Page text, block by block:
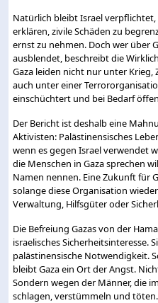
Natürlich bleibt Israel
erklären, zivile Schäden zu
ernst zu nehmen. Doch wer über
ausblendet, beschreibt die
Gaza leiden nicht nur unter
auch unter einer
einschüchtert und bei Bedarf
Der Bericht ist deshalb eine
Aktivisten: Palästinensisches
wenn es gegen Israel verwendet
die Menschen in Gaza sprechen
Namen nennen. Eine Zukunft für
solange diese Organisation
Verwaltung, Hilfsgüter oder
Die Befreiung Gazas von der
israelisches Sicherheitsinteresse.
palästinensische Notwendigkeit.
bleibt Gaza ein Ort der Angst.
Sondern wegen der Männer, die
schlagen, verstümmeln und töten.